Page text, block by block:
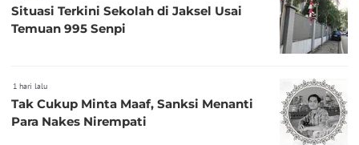
Situasi Terkini Sekolah di Jaksel Usai
Temuan 995 Senpi
1 hari lalu
Tak Cukup Minta Maaf, Sanksi Menanti
Para Nakes Nirempati